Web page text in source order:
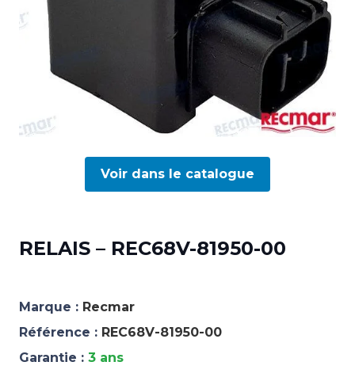
Voir dans le catalogue
RELAIS – REC68V-81950-00
Marque : Recmar
Référence : REC68V-81950-00
Garantie : 3 ans